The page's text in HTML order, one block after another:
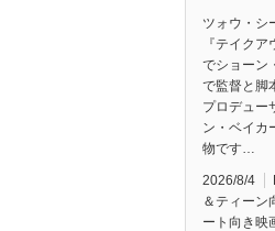
ツォウ・シ
『テイクア
でショーン
で監督と脚
プロデュー
ン・ベイカ
物です…
2026/8/4
＆ティーン
ート向き映